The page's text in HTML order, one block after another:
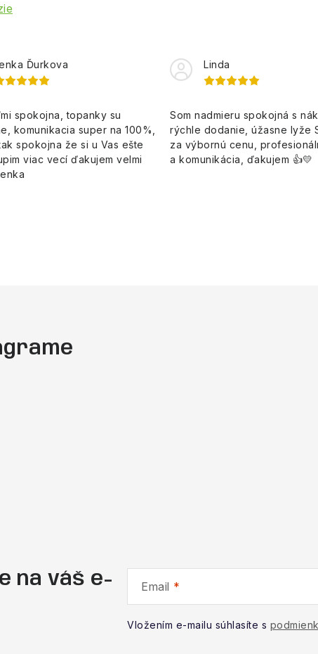
Ďurkova
spokojna, topanky su
komunikacia super na 100%,
spokojna že si u Vas ešte
viac vecí ďakujem velmi
Linda
Som nadmieru spokojná s
rýchle dodanie, úžasne lyže
za výbornú cenu,
a komunikácia, ďakujem 👍💛
na váš e-
Email
Vložením e-mailu súhlasíte s